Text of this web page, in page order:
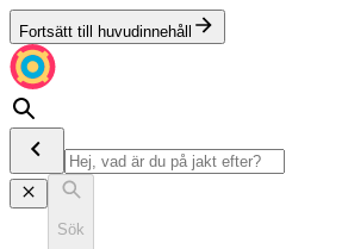
Fortsätt till huvudinnehåll
Sök